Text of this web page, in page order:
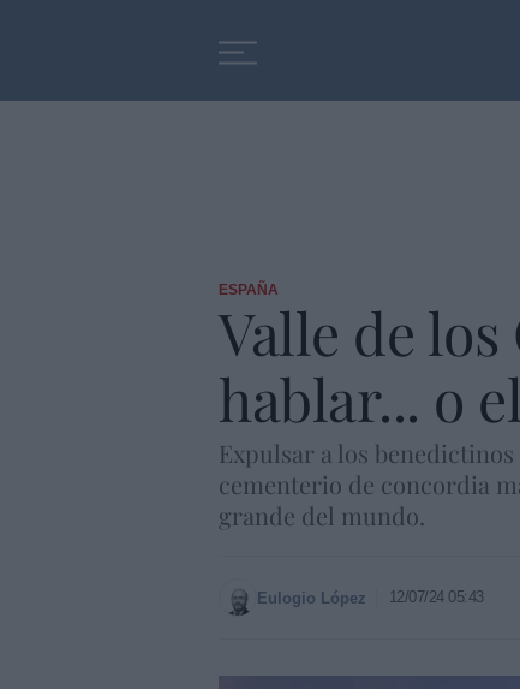
ESPAÑA
Valle de
hablar... o
Expulsar a los
cementerio de concordia
grande del mundo.
Eulogio López 12/07/24 05:43